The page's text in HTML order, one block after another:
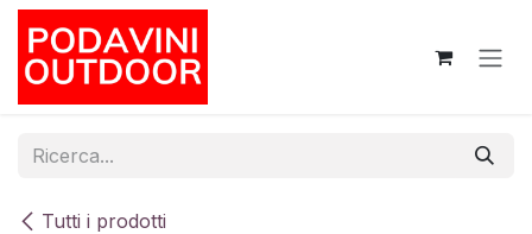
Passa al contenuto
Tutti i prodotti